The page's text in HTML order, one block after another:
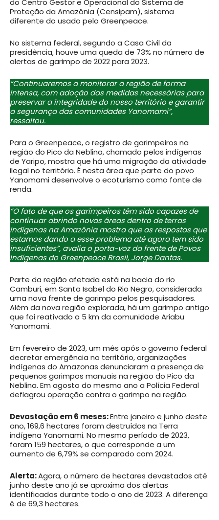
do Centro Gestor e Operacional do Sistema de
Proteção da Amazônia (Censipam), sistema
diferente do usado pelo Greenpeace.
No sistema federal, segundo a Casa Civil da
presidência, houve uma queda de 73% no número de
alertas de garimpo de 2022 para 2023.
“Continuaremos a monitorar a região de forma
intensa, com adoção das medidas necessárias para
preservar a integridade do nosso território e garantir
a segurança das comunidades Yanomami”,
ressaltou.
Para o Greenpeace, o registro de garimpeiros na
região do Pico da Neblina, chamado pelos indígenas
de Yaripo, mostra que há uma migração da atividade
ilegal no território. É nesta área que parte do povo
Yanomami desenvolve o ecoturismo como fonte de
renda.
“O fato de que os garimpeiros têm sido capazes de
continuar abrindo novas áreas dentro de terras
indígenas na Amazônia mostra que as respostas que
estamos dando a esse problema até agora tem sido
insuficientes”, avalia o porta-voz da frente de Povos
Indígenas do Greenpeace Brasil, Jorge Dantas.
Parte da região afetada está na bacia do rio
Camburi, em Santa Isabel do Rio Negro, considerada
uma nova frente de garimpo pelos pesquisadores.
Além da nova região explorada, há um garimpo antigo
que foi reativado a 5 km da comunidade Ariabu
Yanomami.
Em fevereiro de 2023, um mês após o governo federal
decretar emergência no território, organizações
indígenas do Amazonas denunciaram a presença de
pequenos garimpos manuais na região do Pico da
Neblina. Em agosto do mesmo ano a Polícia Federal
deflagrou operação contra o garimpo na região.
Devastação em 6 meses:Entre janeiro e junho deste
ano, 169,6 hectares foram destruídos na Terra
indígena Yanomami. No mesmo período de 2023,
foram 159 hectares, o que corresponde a um
aumento de 6,79% se comparado com 2024.
Alerta:Agora, o número de hectares devastados até
junho deste ano já se aproxima dos alertas
identificados durante todo o ano de 2023. A diferença
é de 69,3 hectares.